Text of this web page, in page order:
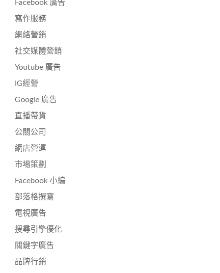
Facebook 廣告
寫作服務
網絡營銷
社交媒體營銷
Youtube 廣告
IG經營
Google 廣告
直播帶貨
公關公司
網店營運
市場策劃
Facebook 小編
部落格撰寫
電視廣告
搜尋引擎優化
關鍵字廣告
品牌行銷